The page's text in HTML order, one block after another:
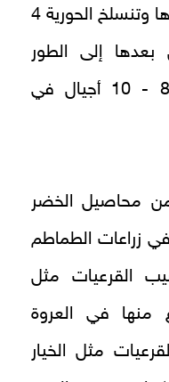
على حواف الاوراق عند اهتزازها وتنسلخ الحورية 4
إلى الطور
اليافع، ولهذه الحشرة من 8 - 10 أجيال في
محاصيل الخضر
زراعات الطماطم
القرعيات مثل
منها في العروة
مثل الخيار